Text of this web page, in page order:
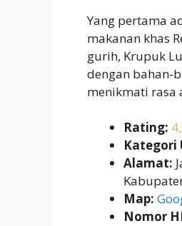
Yang pertama
makanan khas
gurih, Krupuk
dengan bahan-
menikmati rasa
Rating:
Kategori
Alamat:
Map:
Nomor